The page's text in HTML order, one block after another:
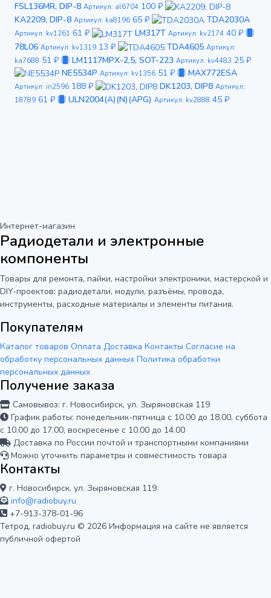
FSL136MR, DIP-8 Артикул: al6704 100 ₽
KA2209, DIP-8 Артикул: ka8196 65 ₽ TDA2030A
Артикул: kv1261 61 ₽ LM317T Артикул: kv2174 40 ₽
78L06 Артикул: kv1319 13 ₽ TDA4605 Артикул:
ka7688 51 ₽ LM1117MPX-2,5, SOT-223 Артикул: kv4483 25 ₽
NE5534P Артикул: kv1356 51 ₽ MAX772ESA
Артикул: in2596 188 ₽ DK1203, DIP8 Артикул:
18789 61 ₽ ULN2004(A)(N)(APG) Артикул: kv2888 45 ₽
Интернет-магазин
Радиодетали и электронные
компоненты
Товары для ремонта, пайки, настройки электроники, мастерской и
DIY-проектов: радиодетали, модули, разъёмы, провода,
инструменты, расходные материалы и элементы питания.
Покупателям
Каталог товаров Оплата Доставка Контакты Согласие на
обработку персональных данных Политика обработки
персональных данных
Получение заказа
Самовывоз: г. Новосибирск, ул. Зыряновская 119
График работы: понедельник-пятница с 10.00 до 18.00, суббота
с 10.00 до 17.00, воскресенье с 10.00 до 14.00
Доставка по России почтой и транспортными компаниями
Можно уточнить параметры и совместимость товара
Контакты
г. Новосибирск, ул. Зыряновская 119
info@radiobuy.ru
+7-913-378-01-96
Тетрод, radiobuy.ru © 2026 Информация на сайте не является
публичной офертой